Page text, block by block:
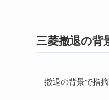
三菱撤退の背
撤退の背景で指